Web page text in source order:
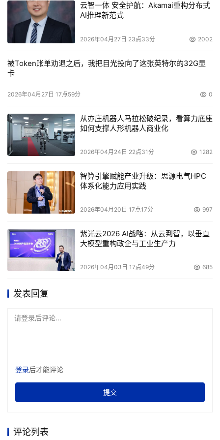
云智一体 安全护航：Akamai重构分布式
AI推理新范式
2026年04月27日 23点33分 2002
被Token账单劝退之后，我把目光投向了这张英特尔的32G显
卡
2026年04月27日 17点59分 0
从亦庄机器人马拉松破纪录，看算力底座
如何支撑人形机器人商业化
2026年04月24日 22点31分 1282
智算引擎赋能产业升级：思源电气HPC
体系化能力应用实践
2026年04月20日 17点17分 997
紫光云2026 AI战略：从云到智，以垂直
大模型重构政企与工业生产力
2026年04月03日 17点49分 685
发表回复
请登录后评论...
登录后才能评论
提交
评论列表